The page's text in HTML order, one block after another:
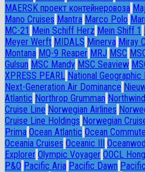
MAERSK проект контейнеровоза
Mano Cruises Mantra Marco Polo
MC-21 Mein Schiff Herz Mein Shiff 1
Meyer Werft MIDALS Minerva Miray
Montana MQ-9 Reaper MRJ MSC
Gulsun MSC Mandy MSC Seaview
XPRESS PEARL National Geographic
Next-Generation Air Dominance
Atlantic Northrop Grumman Northwind
Cruise Line Norwegian Airlines
Cruise Line Holdings Norwegian
Prima Ocean Atlantic Ocean
Oceania Cruises Oceanic III
Explorer Olympic Voyager OOCL
P&O Pacific Aria Pacific Dawn